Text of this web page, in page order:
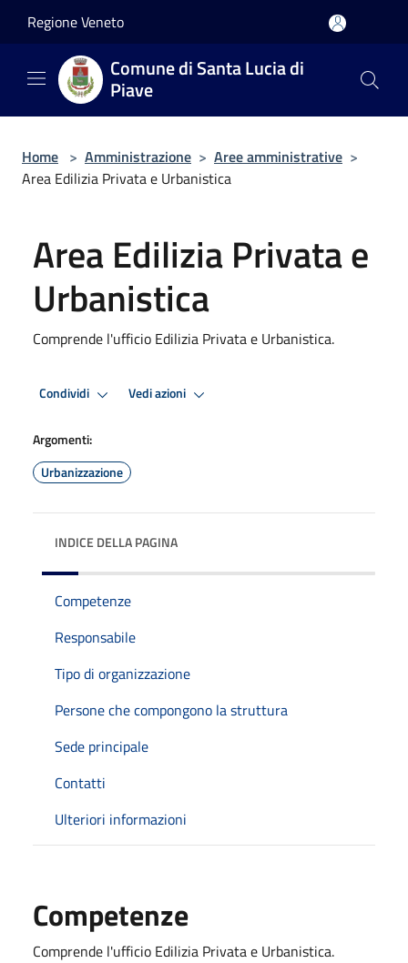
Regione Veneto
Comune di Santa Lucia di
Piave
Home > Amministrazione > Aree amministrative >
Area Edilizia Privata e Urbanistica
Area Edilizia Privata e
Urbanistica
Comprende l'ufficio Edilizia Privata e Urbanistica.
Condividi Vedi azioni
Argomenti:
Urbanizzazione
INDICE DELLA PAGINA
Competenze
Responsabile
Tipo di organizzazione
Persone che compongono la struttura
Sede principale
Contatti
Ulteriori informazioni
Competenze
Comprende l'ufficio Edilizia Privata e Urbanistica.